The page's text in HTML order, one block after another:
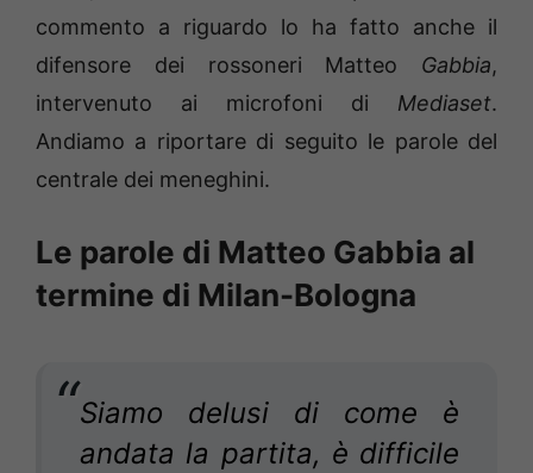
commento a riguardo lo ha fatto anche il
difensore dei rossoneri Matteo Gabbia,
intervenuto ai microfoni di Mediaset.
Andiamo a riportare di seguito le parole del
centrale dei meneghini.
Le parole di Matteo Gabbia al
termine di Milan-Bologna
Siamo delusi di come è
andata la partita, è difficile